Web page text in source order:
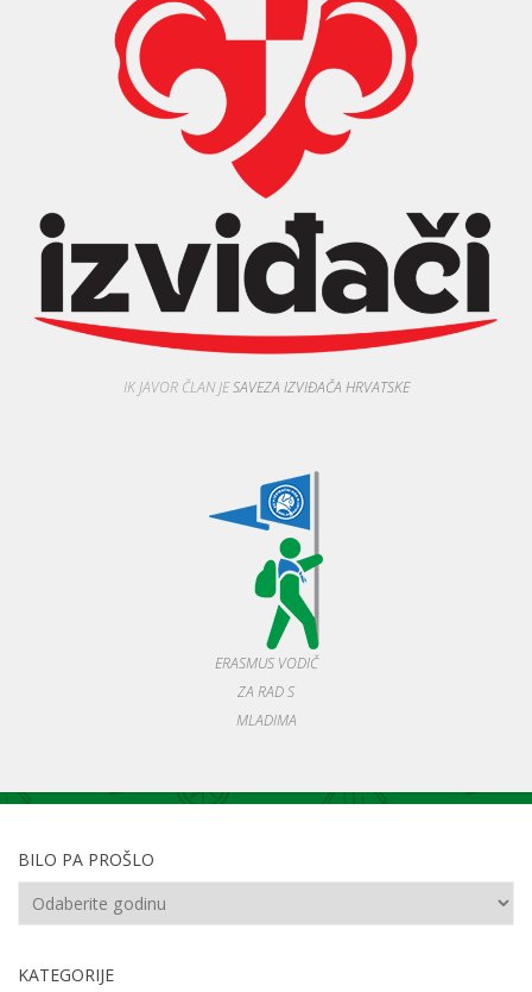
IK JAVOR ČLAN JESAVEZA IZVIĐAČA HRVATSKE
ERASMUS VODIČ
ZA RAD S
MLADIMA
BILO PA PROŠLO
KATEGORIJE